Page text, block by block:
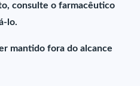
consulte o farmacêutico
lo.
mantido fora do alcance